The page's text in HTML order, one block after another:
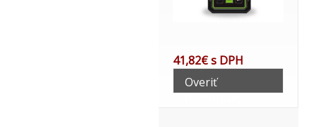
41,82€ s DPH
Overiť
telefonicky